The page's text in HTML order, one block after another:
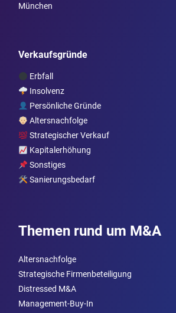
München
Verkaufsgründe
Erbfall
Insolvenz
Persönliche Gründe
Altersnachfolge
Strategischer Verkauf
Kapitalerhöhung
Sonstiges
Sanierungsbedarf
Themen rund um M&A
Altersnachfolge
Strategische Firmenbeteiligung
Distressed M&A
Management-Buy-In